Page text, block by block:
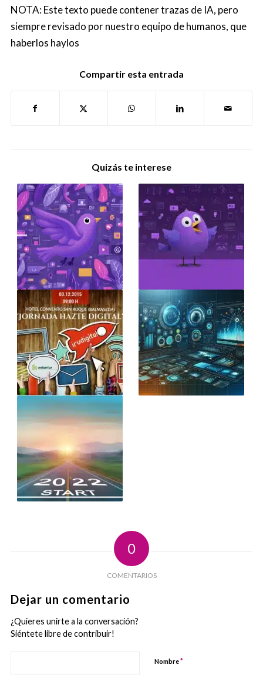
NOTA: Este texto puede contener trazas de IA, pero
siempre revisado por nuestro equipo de humanos, que
haberlos haylos
Compartir esta entrada
Quizás te interese
0
COMENTARIOS
Dejar un comentario
¿Quieres unirte a la conversación?
Siéntete libre de contribuir!
Nombre*